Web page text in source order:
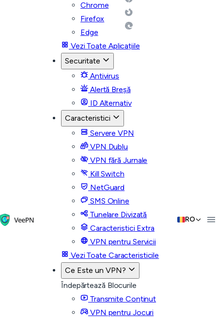
Chrome
Firefox
Edge
Vezi Toate Aplicațiile
Securitate
Antivirus
Alertă Breșă
ID Alternativ
Caracteristici
Servere VPN
VPN Dublu
VPN fără Jurnale
Kill Switch
NetGuard
SMS Online
Tunelare Divizată
Caracteristici Extra
VPN pentru Servicii
Vezi Toate Caracteristicile
Ce Este un VPN?
Îndepărtează Blocurile
Transmite Conținut
VPN pentru Jocuri
RO